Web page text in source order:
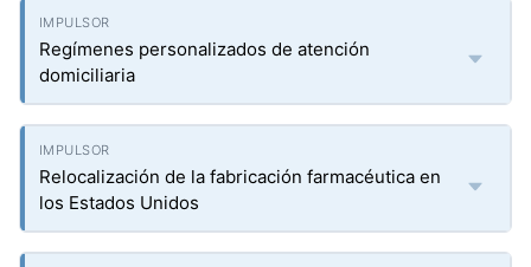
Regímenes personalizados de atención
domiciliaria
Relocalización de la fabricación farmacéutica en
los Estados Unidos